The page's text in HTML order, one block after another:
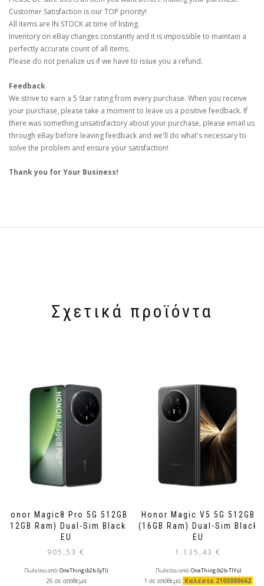
Customer Satisfaction is our TOP priority!
All items are IN STOCK at time of listing.
Inventory on eBay changes constantly and it is impossible to maintain a
perfectly accurate count of all items.
Please do not penalize us if we have to issue you a refund.
Feedback
We strive to earn a 5 Star rating from every purchase. When you receive
your purchase, please take a moment to leave us a positive feedback. If
there was something unsatisfactory about your purchase, please email us
through eBay before leaving feedback and we'll do what's necessary to
solve the problem and ensure your satisfaction!
Thank you for Your Business!
Σχετικά προϊόντα
Honor Magic8 Pro 5G 512GB
(12GB Ram) Dual-Sim Black
EU
905,53 €
Πωλείται από:OneThing (b2b-SyTi)
26 σε απόθεμα
Honor Magic V5 5G 512GB
(16GB Ram) Dual-Sim Black
EU
1.135,43 €
Πωλείται από:OneThing (b2b-TlYu)
1 σε απόθεμα Καλέστε 2103000662